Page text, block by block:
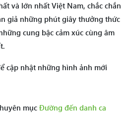
và lớn nhất Việt Nam, chắc chắn
giả những phút giây thưởng thức
cung bậc cảm xúc cùng âm
cập nhật những hình ảnh mới
mục Đường đến danh ca